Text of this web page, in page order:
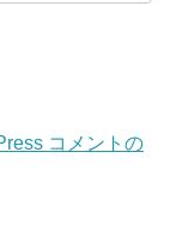
コメントの